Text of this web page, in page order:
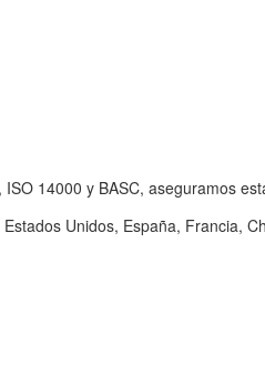
14000 y BASC, aseguramos
Unidos, España, Francia,